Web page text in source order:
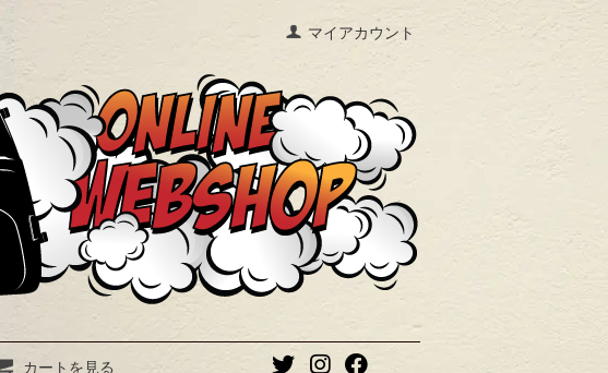
マイアカウント
カートを見る